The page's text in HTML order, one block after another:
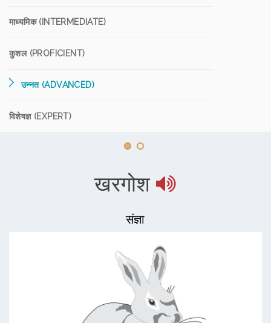
माध्यमिक (INTERMEDIATE)
कुशल (PROFICIENT)
उन्नत (ADVANCED)
विशेषज्ञ (EXPERT)
खरगोश
संज्ञा